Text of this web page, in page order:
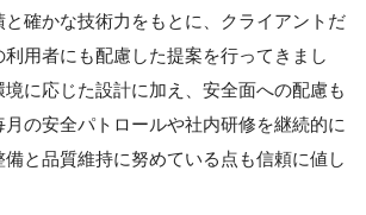
確かな技術力をもとに、クライアントだ
用者にも配慮した提案を行ってきまし
に応じた設計に加え、安全面への配慮も
の安全パトロールや社内研修を継続的に
と品質維持に努めている点も信頼に値し